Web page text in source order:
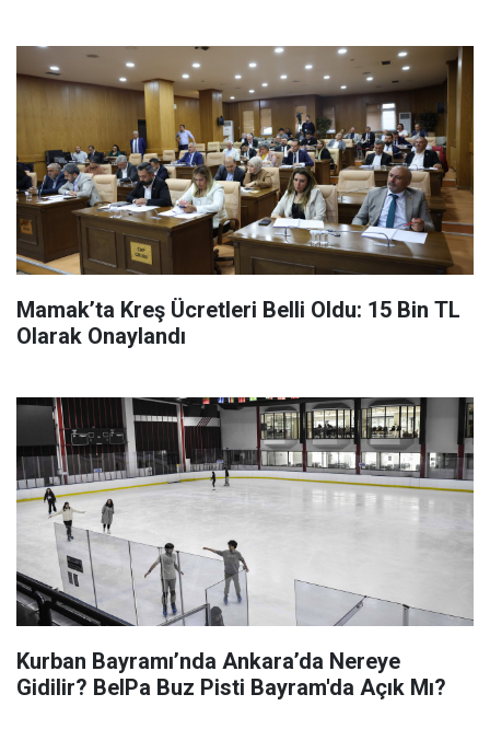
Mamak’ta Kreş Ücretleri Belli Oldu: 15 Bin TL
Olarak Onaylandı
Kurban Bayramı’nda Ankara’da Nereye
Gidilir? BelPa Buz Pisti Bayram'da Açık Mı?